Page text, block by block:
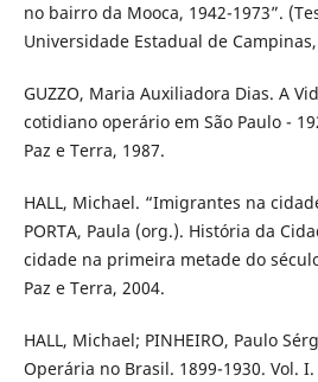
no bairro da Mooca, 1942-1973”.
Universidade Estadual de
GUZZO, Maria Auxiliadora Dias. A
cotidiano operário em São Paulo -
Paz e Terra, 1987.
HALL, Michael. “Imigrantes na
PORTA, Paula (org.). História da
cidade na primeira metade do
Paz e Terra, 2004.
HALL, Michael; PINHEIRO, Paulo
Operária no Brasil. 1899-1930. Vol.